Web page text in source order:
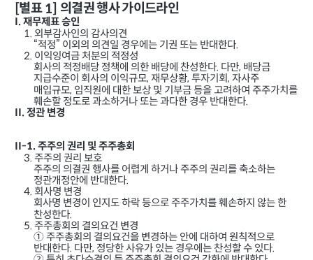
[별표1] 의결권 행사 가이드라인
I. 재무제표 승인
1. 외부감사인의 감사의견
“적정” 이외의 의견일 경우에는 기권 또는 반대한다.
2. 이익잉여금 처분의 적정성
회사의 적정배당 정책에 의한 배당에 찬성한다. 다만, 배당금
지급수준이 회사의 이익규모, 재무상황, 투자기회, 자사주
매입규모, 임직원에 대한 보상 및 기부금 등을 고려하여 주주가치를
훼손할 정도로 과소하거나 또는 과다한 경우 반대한다.
II. 정관 변경
II-1. 주주의 권리 및 주주총회
3.주주의 권리 보호
주주의 의결권 행사를 어렵게 하거나 주주의 권리를 축소하는
정관개정안에 반대한다.
4. 회사명 변경
회사명 변경이 인지도 하락 등으로 주주가치를 훼손하지 않는 한
찬성한다.
5.주주총회의 결의요건 변경
① 주주총회의 결의요건을 변경하는 안에 대하여 원칙적으로
반대한다. 다만, 정당한 사유가 있는 경우에는 찬성할 수 있다.